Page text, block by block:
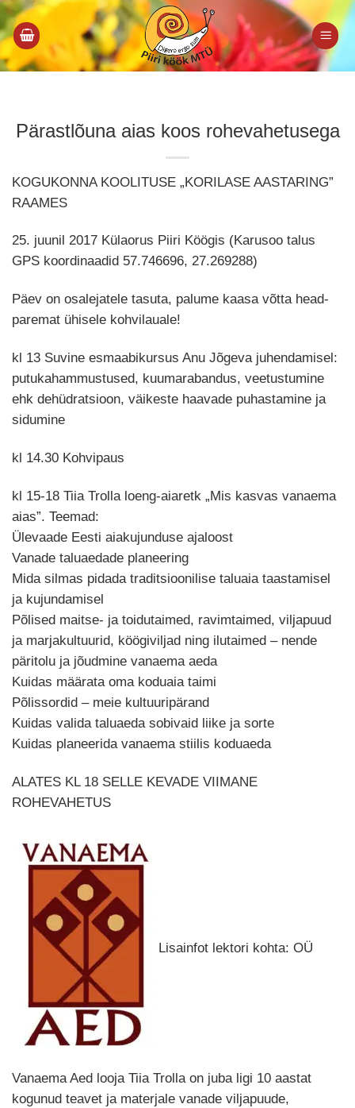
Skip
to
content
Pärastlõuna aias koos rohevahetusega
KOGUKONNA KOOLITUSE „KORILASE AASTARING”
RAAMES
25. juunil 2017 Külaorus Piiri Köögis (Karusoo talus
GPS koordinaadid 57.746696, 27.269288)
Päev on osalejatele tasuta, palume kaasa võtta head-
paremat ühisele kohvilauale!
kl 13 Suvine esmaabikursus Anu Jõgeva juhendamisel:
putukahammustused, kuumarabandus, veetustumine
ehk dehüdratsioon, väikeste haavade puhastamine ja
sidumine
kl 14.30 Kohvipaus
kl 15-18 Tiia Trolla loeng-aiaretk „Mis kasvas vanaema
aias”. Teemad:
Ülevaade Eesti aiakujunduse ajaloost
Vanade taluaedade planeering
Mida silmas pidada traditsioonilise taluaia taastamisel
ja kujundamisel
Põlised maitse- ja toidutaimed, ravimtaimed, viljapuud
ja marjakultuurid, köögiviljad ning ilutaimed – nende
päritolu ja jõudmine vanaema aeda
Kuidas määrata oma koduaia taimi
Põlissordid – meie kultuuripärand
Kuidas valida taluaeda sobivaid liike ja sorte
Kuidas planeerida vanaema stiilis koduaeda
ALATES KL 18 SELLE KEVADE VIIMANE
ROHEVAHETUS
Lisainfot lektori kohta: OÜ
Vanaema Aed looja Tiia Trolla on juba ligi 10 aastat
kogunud teavet ja materjale vanade viljapuude,